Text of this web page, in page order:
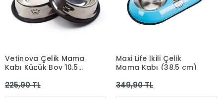
Vetinova Çelik Mama
Kabı Küçük Boy 10.5
225,90 TL
Maxi Life İkili Çelik
Mama Kabı (38,5 cm)
349,90 TL